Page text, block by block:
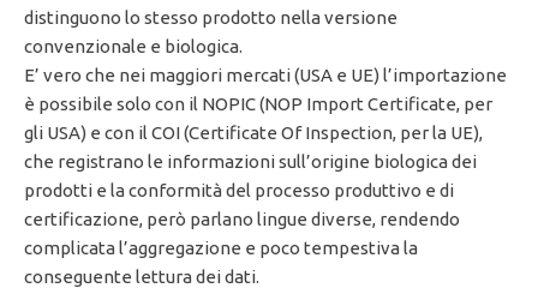
distinguono lo stesso prodotto nella versione
convenzionale e biologica.
E’ vero che nei maggiori mercati (USA e UE) l’importazione
è possibile solo con il NOPIC (NOP Import Certificate, per
gli USA) e con il COI (Certificate Of Inspection, per la UE),
che registrano le informazioni sull’origine biologica dei
prodotti e la conformità del processo produttivo e di
certificazione, però parlano lingue diverse, rendendo
complicata l’aggregazione e poco tempestiva la
conseguente lettura dei dati.